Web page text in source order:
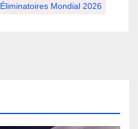
Éliminatoires Mondial 2026